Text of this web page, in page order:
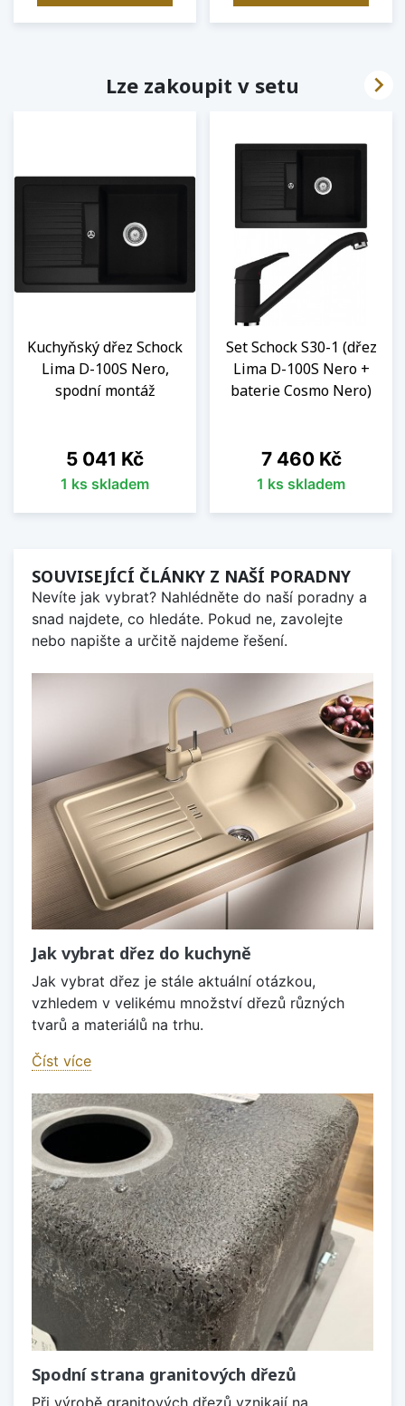
Lze zakoupit v setu
Kuchyňský dřez Schock
Lima D-100S Nero,
spodní montáž
Cena
5 041 Kč
1 ks skladem
Set Schock S30-1 (dřez
Lima D-100S Nero +
baterie Cosmo Nero)
Cena
7 460 Kč
1 ks skladem

SOUVISEJÍCÍ ČLÁNKY Z NAŠÍ PORADNY
Nevíte jak vybrat? Nahlédněte do naší poradny a
snad najdete, co hledáte. Pokud ne, zavolejte
nebo napište a určitě najdeme řešení.
Jak vybrat dřez do kuchyně
Jak vybrat dřez je stále aktuální otázkou,
vzhledem v velikému množství dřezů různých
tvarů a materiálů na trhu.
Číst více
Spodní strana granitových dřezů
Při výrobě granitových dřezů vznikají na